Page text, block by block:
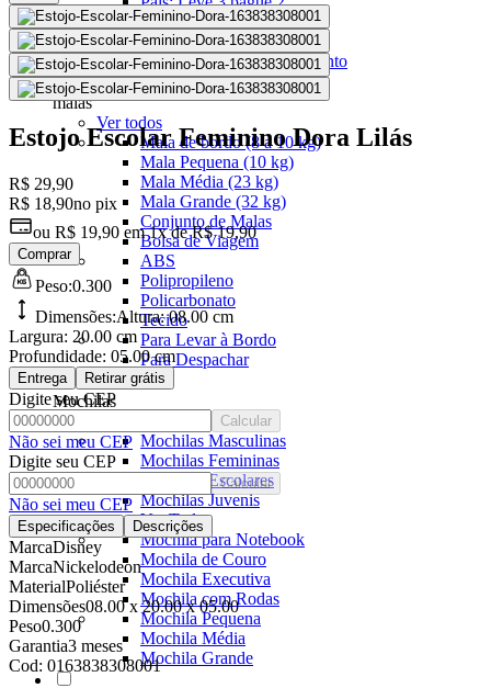
Malas Com Desconto
Últimas unidades
Kits Escolares Com Desconto
malas
Ver todos
Mala de bordo (8 a 10 kg)
Mala Pequena (10 kg)
Mala Média (23 kg)
Mala Grande (32 kg)
Conjunto de Malas
Bolsa de Viagem
ABS
Polipropileno
Policarbonato
Tecido
Para Levar à Bordo
Para Despachar
Mochilas
Mochilas Masculinas
Mochilas Femininas
Mochilas Escolares
Mochilas Juvenis
Ver Todos
Mochila para Notebook
Mochila de Couro
Mochila Executiva
Mochila com Rodas
Mochila Pequena
Mochila Média
Mochila Grande
Estojo Escolar Feminino Dora Lilás
R$ 29,90
R$ 18,90no pix
ou R$ 19,90 em1x de R$ 19,90
Comprar
Peso:0.300
Dimensões:Altura: 08.00 cm
Largura: 20.00 cm
Profundidade: 05.00 cm
Entrega Retirar grátis
Digite seu CEP
Calcular
Não sei meu CEP
Digite seu CEP
Calcular
Não sei meu CEP
Especificações Descrições
MarcaDisney
MarcaNickelodeon
MaterialPoliéster
Dimensões08.00 x 20.00 x 05.00
Peso0.300
Garantia3 meses
Cod: 0163838308001